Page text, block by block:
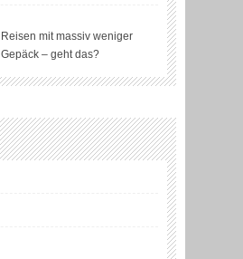
Reisen mit massiv weniger
Gepäck – geht das?